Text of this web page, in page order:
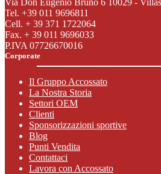
presenti
tutti
i
prodotti
Accossato
mondo
delle
moto
fuori
strada,
particolare:
accessori
Via Don Eugenio Bruno 6 10029 -
Tel. +39 011 9696811
Cell. + 39 371 1722064
Fax. + 39 011 9696033
P.IVA 07726670016
Corporate
Il Gruppo Accossato
La Nostra Storia
Settori OEM
Clienti
Sponsorizzazioni sportive
Blog
Punti Vendita
Contattaci
Lavora con Accossato